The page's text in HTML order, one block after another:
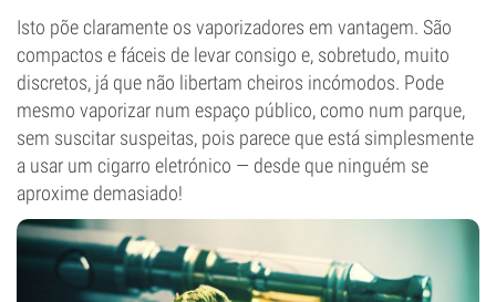
Isto põe claramente os vaporizadores em vantagem. São
compactos e fáceis de levar consigo e, sobretudo, muito
discretos, já que não libertam cheiros incómodos. Pode
mesmo vaporizar num espaço público, como num parque,
sem suscitar suspeitas, pois parece que está simplesmente
a usar um cigarro eletrónico — desde que ninguém se
aproxime demasiado!